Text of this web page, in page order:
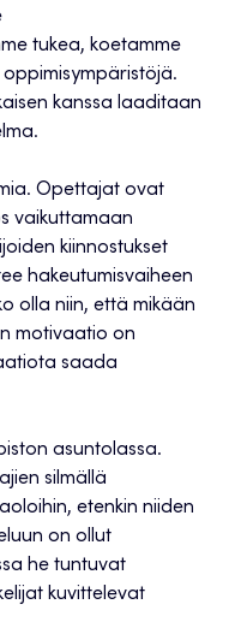
tukea, koetamme
kanssa laaditaan
Opettajat ovat
vaikuttamaan
kiinnostukset
hakeutumisvaiheen
olla niin, että mikään
motivaatio on
saada
asuntolassa.
silmällä
etenkin niiden
on ollut
he tuntuvat
kuvittelevat